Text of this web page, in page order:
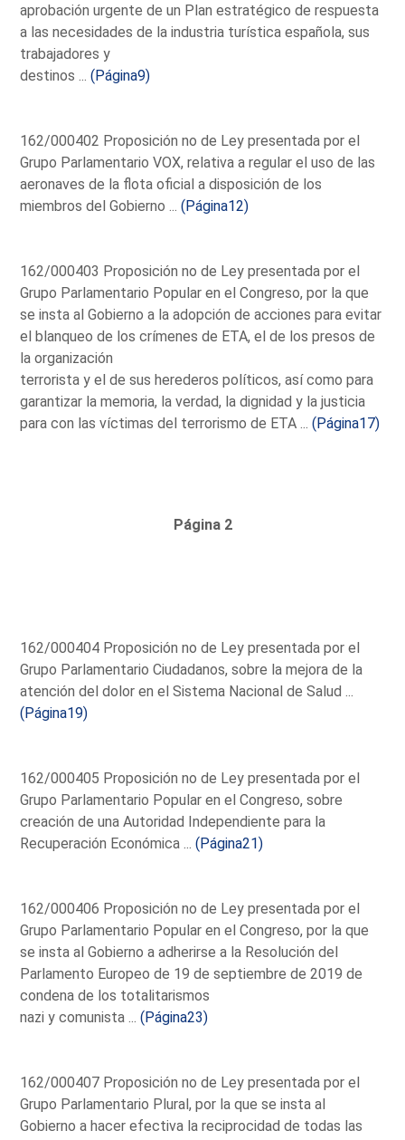
aprobación urgente de un Plan estratégico de respuesta
a las necesidades de la industria turística española, sus
trabajadores y
destinos ...(Página9)
162/000402 Proposición no de Ley presentada por el
Grupo Parlamentario VOX, relativa a regular el uso de las
aeronaves de la flota oficial a disposición de los
miembros del Gobierno ...(Página12)
162/000403 Proposición no de Ley presentada por el
Grupo Parlamentario Popular en el Congreso, por la que
se insta al Gobierno a la adopción de acciones para evitar
el blanqueo de los crímenes de ETA, el de los presos de
la organización
terrorista y el de sus herederos políticos, así como para
garantizar la memoria, la verdad, la dignidad y la justicia
para con las víctimas del terrorismo de ETA ...(Página17)
Página 2
162/000404 Proposición no de Ley presentada por el
Grupo Parlamentario Ciudadanos, sobre la mejora de la
atención del dolor en el Sistema Nacional de Salud ...
(Página19)
162/000405 Proposición no de Ley presentada por el
Grupo Parlamentario Popular en el Congreso, sobre
creación de una Autoridad Independiente para la
Recuperación Económica ...(Página21)
162/000406 Proposición no de Ley presentada por el
Grupo Parlamentario Popular en el Congreso, por la que
se insta al Gobierno a adherirse a la Resolución del
Parlamento Europeo de 19 de septiembre de 2019 de
condena de los totalitarismos
nazi y comunista ...(Página23)
162/000407 Proposición no de Ley presentada por el
Grupo Parlamentario Plural, por la que se insta al
Gobierno a hacer efectiva la reciprocidad de todas las